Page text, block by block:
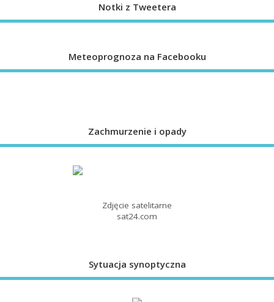
Notki z Tweetera
Meteoprognoza na Facebooku
Zachmurzenie i opady
Zdjęcie satelitarne
sat24.com
Sytuacja synoptyczna